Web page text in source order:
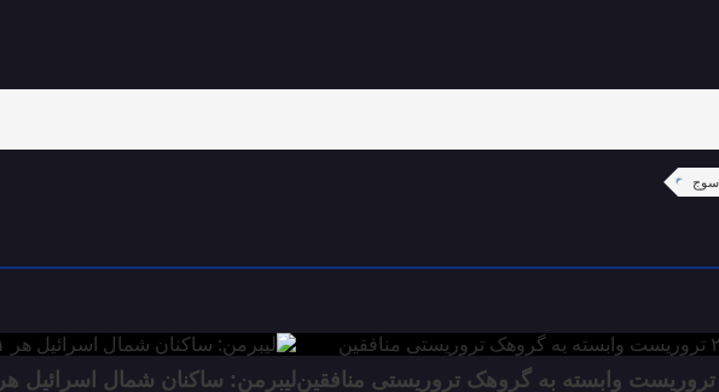
لیبرمن: ساکنان شمال اسرائیل هر ۲۱دقیقه به پناهگاه می‌روند